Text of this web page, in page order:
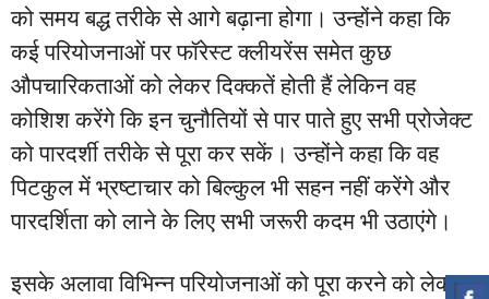
को समय बद्ध तरीके से आगे बढ़ाना होगा। उन्होंने कहा कि
कई परियोजनाओं पर फॉरेस्ट क्लीयरेंस समेत कुछ
औपचारिकताओं को लेकर दिक्कतें होती हैं लेकिन वह
कोशिश करेंगे कि इन चुनौतियों से पार पाते हुए सभी प्रोजेक्ट
को पारदर्शी तरीके से पूरा कर सकें। उन्होंने कहा कि वह
पिटकुल में भ्रष्टाचार को बिल्कुल भी सहन नहीं करेंगे और
पारदर्शिता को लाने के लिए सभी जरूरी कदम भी उठाएंगे।
इसके अलावा विभिन्न परियोजनाओं को पूरा करने को लेकर